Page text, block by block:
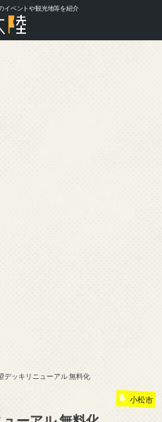
イベントや観光地等を紹介
デッキリニューアル 無料化
小松市